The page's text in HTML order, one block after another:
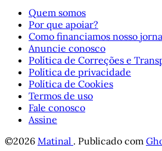
Quem somos
Por que apoiar?
Como financiamos nosso
Anuncie conosco
Política de Correções e
Política de privacidade
Política de Cookies
Termos de uso
Fale conosco
Assine
©2026 Matinal . Publicado com